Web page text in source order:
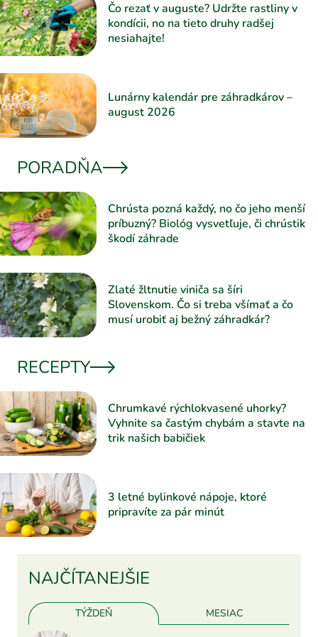
Čo rezať v auguste? Udržte rastliny v
kondícii, no na tieto druhy radšej
nesiahajte!
Lunárny kalendár pre záhradkárov –
august 2026
PORADŇA
Chrústa pozná každý, no čo jeho menší
príbuzný? Biológ vysvetľuje, či chrústik
škodí záhrade
Zlaté žltnutie viniča sa šíri
Slovenskom. Čo si treba všímať a čo
musí urobiť aj bežný záhradkár?
RECEPTY
Chrumkavé rýchlokvasené uhorky?
Vyhnite sa častým chybám a stavte na
trik našich babičiek
3 letné bylinkové nápoje, ktoré
pripravíte za pár minút
NAJČÍTANEJŠIE
TÝŽDEŇ MESIAC